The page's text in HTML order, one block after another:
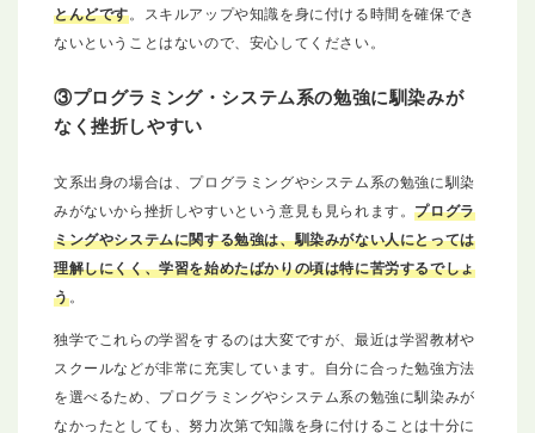
とんどです。スキルアップや知識を身に付ける時間を確保でき
ないということはないので、安心してください。
③プログラミング・システム系の勉強に馴染みが
なく挫折しやすい
文系出身の場合は、プログラミングやシステム系の勉強に馴染
みがないから挫折しやすいという意見も見られます。プログラ
ミングやシステムに関する勉強は、馴染みがない人にとっては
理解しにくく、学習を始めたばかりの頃は特に苦労するでしょ
う。
独学でこれらの学習をするのは大変ですが、最近は学習教材や
スクールなどが非常に充実しています。自分に合った勉強方法
を選べるため、プログラミングやシステム系の勉強に馴染みが
なかったとしても、努力次第で知識を身に付けることは十分に